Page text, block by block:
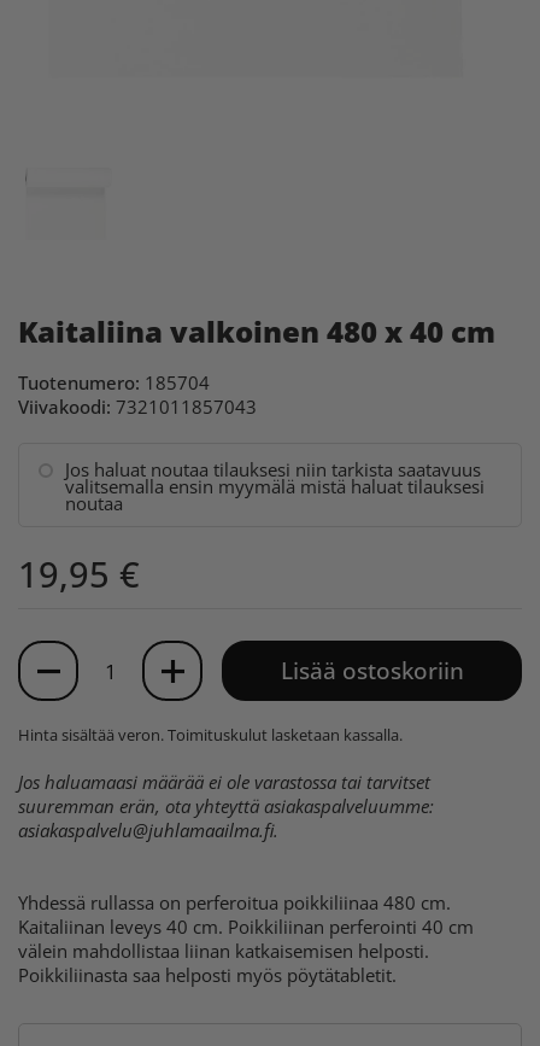
Kaitaliina valkoinen 480 x 40 cm
Tuotenumero: 185704
Viivakoodi: 7321011857043
Jos haluat noutaa tilauksesi niin tarkista saatavuus
valitsemalla ensin myymälä mistä haluat tilauksesi
noutaa
19,95 €
Määrä
Lisää ostoskoriin
Hinta sisältää veron.Toimituskulut lasketaan kassalla.
Jos haluamaasi määrää ei ole varastossa tai tarvitset
suuremman erän, ota yhteyttä asiakaspalveluumme:
asiakaspalvelu@juhlamaailma.fi.
Yhdessä rullassa on perferoitua poikkiliinaa 480 cm.
Kaitaliinan leveys 40 cm. Poikkiliinan perferointi 40 cm
välein mahdollistaa liinan katkaisemisen helposti.
Poikkiliinasta saa helposti myös pöytätabletit.